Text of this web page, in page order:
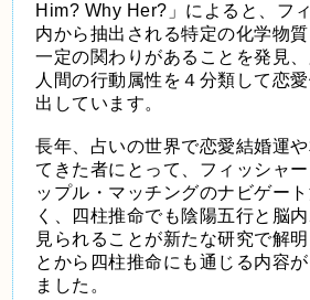
Him? Why Her?」によると、フ
内から抽出される特定の化学物
一定の関わりがあることを発見
人間の行動属性を４分類して恋
出しています。
長年、占いの世界で恋愛結婚運
てきた者にとって、フィッシャ
ップル・マッチングのナビゲー
く、四柱推命でも陰陽五行と脳
見られることが新たな研究で解
とから四柱推命にも通じる内容
ました。